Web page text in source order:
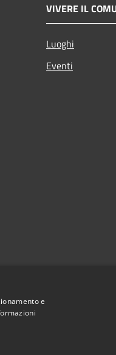
VIVERE IL
Luoghi
Eventi
e